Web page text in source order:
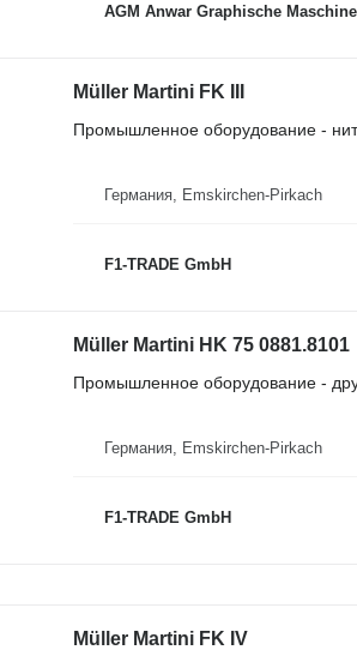
AGM Anwar Graphische
Müller Martini FK III
Промышленное оборудование -
Германия, Emskirchen-Pirkach
F1-TRADE GmbH
Müller Martini HK 75 0881.8101
Промышленное оборудование -
Германия, Emskirchen-Pirkach
F1-TRADE GmbH
Müller Martini FK IV